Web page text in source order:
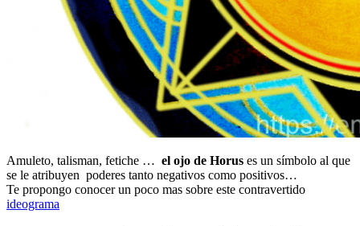
Amuleto, talisman, fetiche … el ojo de Horus es un símbolo al que
se le atribuyen poderes tanto negativos como positivos…
Te propongo conocer un poco mas sobre este contravertido
ideograma